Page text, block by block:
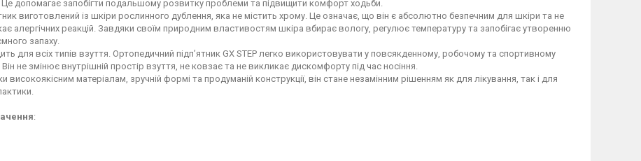
допомагає запобігти подальшому розвитку проблеми та підвищити комфорт ходьби.
виготовлений із шкіри рослинного дублення, яка не містить хрому. Це означає, що він є абсолютно безпечним для шкіри та не
алергічних реакцій. Завдяки своїм природним властивостям шкіра вбирає вологу, регулює температуру та запобігає утворенню
запаху.
для всіх типів взуття. Ортопедичний підп’ятник GX STEP легко використовувати у повсякденному, робочому та спортивному
Він не змінює внутрішній простір взуття, не ковзає та не викликає дискомфорту під час носіння.
високоякісним матеріалам, зручній формі та продуманій конструкції, він стане незамінним рішенням як для лікування, так і для
: